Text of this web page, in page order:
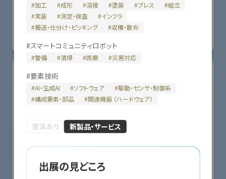
#加工 #成形 #溶接 #塗装 #プレス #組立
#実装 #測定・検査 #インフラ
#搬送・仕分け・ピッキング #収穫・散布
#スマートコミュニティロボット
#警備 #清掃 #医療 #災害対応
#要素技術
#AI・生成AI #ソフトウェア #駆動・センサ・制御系
#構成要素・部品 #関連機器 （ハードウェア）
実演あり 新製品・サービス
出展の見どころ
国際ロボット展
#スマートプロダクションロボット #スマートコミュニティロボット
#要素技術
リアル会場小間番号 : E5-10